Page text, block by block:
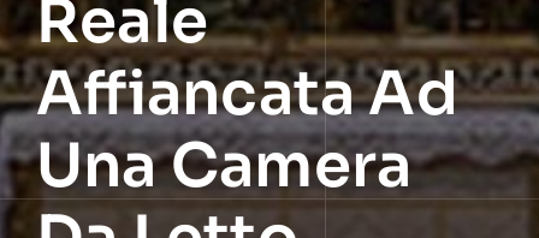
Reale
Affiancata Ad
Una Camera